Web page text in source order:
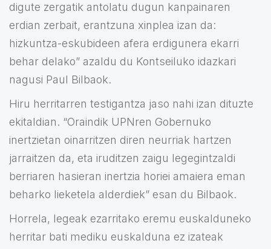
digute zergatik antolatu dugun kanpainaren
erdian zerbait, erantzuna xinplea izan da:
hizkuntza-eskubideen afera erdigunera ekarri
behar delako” azaldu du Kontseiluko idazkari
nagusi Paul Bilbaok.
Hiru herritarren testigantza jaso nahi izan dituzte
ekitaldian. “Oraindik UPNren Gobernuko
inertzietan oinarritzen diren neurriak hartzen
jarraitzen da, eta iruditzen zaigu legegintzaldi
berriaren hasieran inertzia horiei amaiera eman
beharko lieketela alderdiek” esan du Bilbaok.
Horrela, legeak ezarritako eremu euskalduneko
herritar bati mediku euskalduna ez izateak